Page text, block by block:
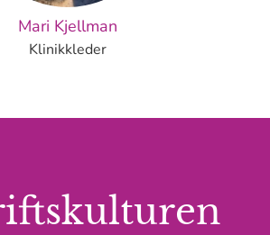
Mari Kjellman
Klinikkleder